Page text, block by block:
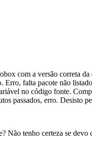
com a versão correta
falta pacote não
no código fonte.
passados, erro. Desisto
tenho certeza se